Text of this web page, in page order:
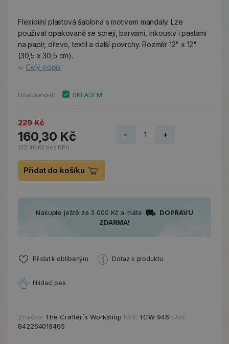
Flexibilní plastová šablona s motivem mandaly. Lze
používat opakovaně se spreji, barvami, inkousty i pastami
na papír, dřevo, textil a další povrchy. Rozměr 12" x 12"
(30,5 x 30,5 cm).
Celý popis
Dostupnost: SKLADEM
229 Kč
160,30 Kč
132,48 Kč bez DPH
- +
Přidat do košíku
Nakupte ještě za 3 000 Kč a máte
DOPRAVU
ZDARMA!
Přidat k oblíbeným Dotaz k produktu
Hlídací pes
Značka: The Crafter´s Workshop Kód: TCW 946 EAN:
842254019465